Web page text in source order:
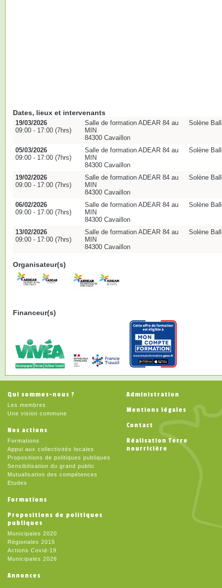
Dates, lieux et intervenants
19/03/2026
09:00 - 17:00 (7hrs)
Salle de formation ADEAR 84 au
MIN
84300 Cavaillon
Solène
05/03/2026
09:00 - 17:00 (7hrs)
Salle de formation ADEAR 84 au
MIN
84300 Cavaillon
Solène
19/02/2026
09:00 - 17:00 (7hrs)
Salle de formation ADEAR 84 au
MIN
84300 Cavaillon
Solène
06/02/2026
09:00 - 17:00 (7hrs)
Salle de formation ADEAR 84 au
MIN
84300 Cavaillon
Solène
13/02/2026
09:00 - 17:00 (7hrs)
Salle de formation ADEAR 84 au
MIN
84300 Cavaillon
Solène
Organisateur(s)
Financeur(s)
Qui sommes-nous ?
Les membres
Une vision commune
Nos actions
Formations
Appui aux collectivités locales
Propositions de politiques publiques
Sensibilisation du grand public
Mutualisation des compétences
Etudes
Formations
Propositions de politiques
publiques
Municipales 2020
Régionales 2015
Actions Covid-19
Municipales 2026
Annonces
Administration
Mentions légales
Contact
Réalisation Terre
nourricière